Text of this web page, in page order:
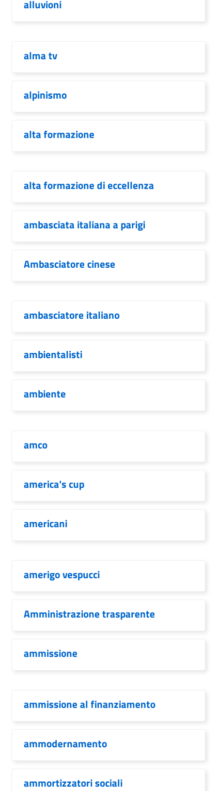
alluvioni
alma tv
alpinismo
alta formazione
alta formazione di eccellenza
ambasciata italiana a parigi
Ambasciatore cinese
ambasciatore italiano
ambientalisti
ambiente
amco
america's cup
americani
amerigo vespucci
Amministrazione trasparente
ammissione
ammissione al finanziamento
ammodernamento
ammortizzatori sociali